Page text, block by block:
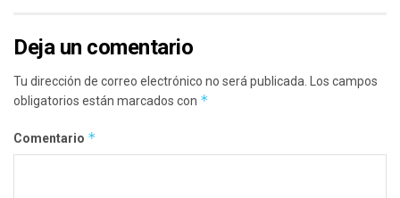
Deja un comentario
Tu dirección de correo electrónico no será publicada.
Los campos
obligatorios están marcados con *
Comentario *